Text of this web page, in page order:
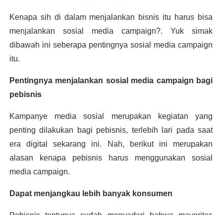
Kenapa sih di dalam menjalankan bisnis itu harus bisa
menjalankan sosial media campaign?. Yuk simak
dibawah ini seberapa pentingnya sosial media campaign
itu.
Pentingnya menjalankan sosial media campaign bagi
pebisnis
Kampanye media sosial merupakan kegiatan yang
penting dilakukan bagi pebisnis, terlebih lari pada saat
era digital sekarang ini. Nah, berikut ini merupakan
alasan kenapa pebisnis harus menggunakan sosial
media campaign.
Dapat menjangkau lebih banyak konsumen